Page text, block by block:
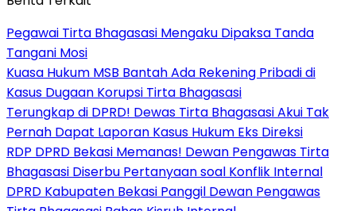
Pegawai Tirta Bhagasasi Mengaku Dipaksa Tanda
Tangani Mosi
Kuasa Hukum MSB Bantah Ada Rekening Pribadi di
Kasus Dugaan Korupsi Tirta Bhagasasi
Terungkap di DPRD! Dewas Tirta Bhagasasi Akui Tak
Pernah Dapat Laporan Kasus Hukum Eks Direksi
RDP DPRD Bekasi Memanas! Dewan Pengawas Tirta
Bhagasasi Diserbu Pertanyaan soal Konflik Internal
DPRD Kabupaten Bekasi Panggil Dewan Pengawas